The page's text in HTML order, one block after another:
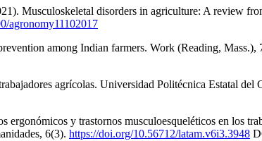
Musculoskeletal disorders in agriculture: A review
agronomy11102017
among Indian farmers. Work (Reading, Mass.),
agrícolas. Universidad Politécnica Estatal del
y trastornos musculoesqueléticos en los
6(3). https://doi.org/10.56712/latam.v6i3.3948